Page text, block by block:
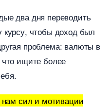
два дня переводить
курсу, чтобы доход был
проблема: валюты
ищите более
нам сил и мотивации